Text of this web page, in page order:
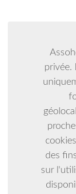
privée.
des
sur